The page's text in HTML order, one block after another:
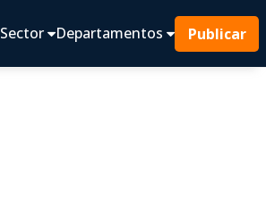
Sector Departamentos Publicar